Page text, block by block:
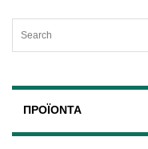
ΠΡΟΪΌΝΤΑ